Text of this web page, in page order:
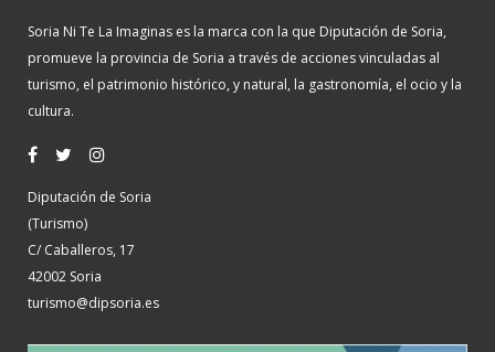
Soria Ni Te La Imaginas es la marca con la que Diputación de Soria,
promueve la provincia de Soria a través de acciones vinculadas al
turismo, el patrimonio histórico, y natural, la gastronomía, el ocio y la
cultura.
Diputación de Soria
(Turismo)
C/ Caballeros, 17
42002 Soria
turismo@dipsoria.es